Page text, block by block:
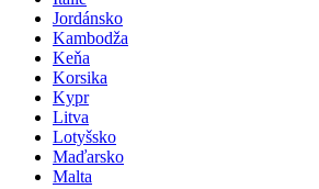
Jordánsko
Kambodža
Keňa
Korsika
Kypr
Litva
Lotyšsko
Maďarsko
Malta